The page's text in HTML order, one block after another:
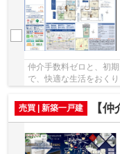
仲介手数料ゼロと、初
で、快適な生活をおく
売買 | 新築一戸建
【仲